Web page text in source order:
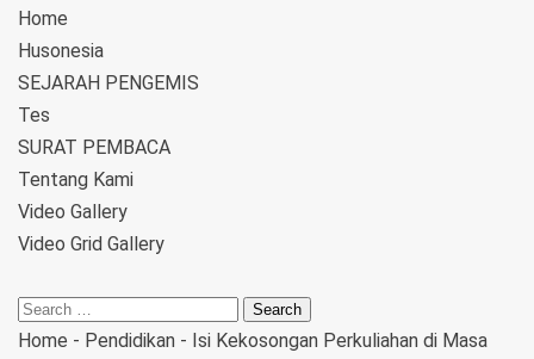
Home
Husonesia
SEJARAH PENGEMIS
Tes
SURAT PEMBACA
Tentang Kami
Video Gallery
Video Grid Gallery
Home - Pendidikan - Isi Kekosongan Perkuliahan di Masa